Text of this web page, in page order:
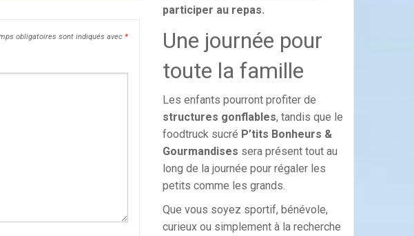
obligatoires sont indiqués avec *
participer au repas.
Une journée pour
toute la famille
Les enfants pourront profiter de
structures gonflables, tandis que le
foodtruck sucré P’tits Bonheurs &
Gourmandises sera présent tout au
long de la journée pour régaler les
petits comme les grands.
Que vous soyez sportif, bénévole,
curieux ou simplement à la recherche